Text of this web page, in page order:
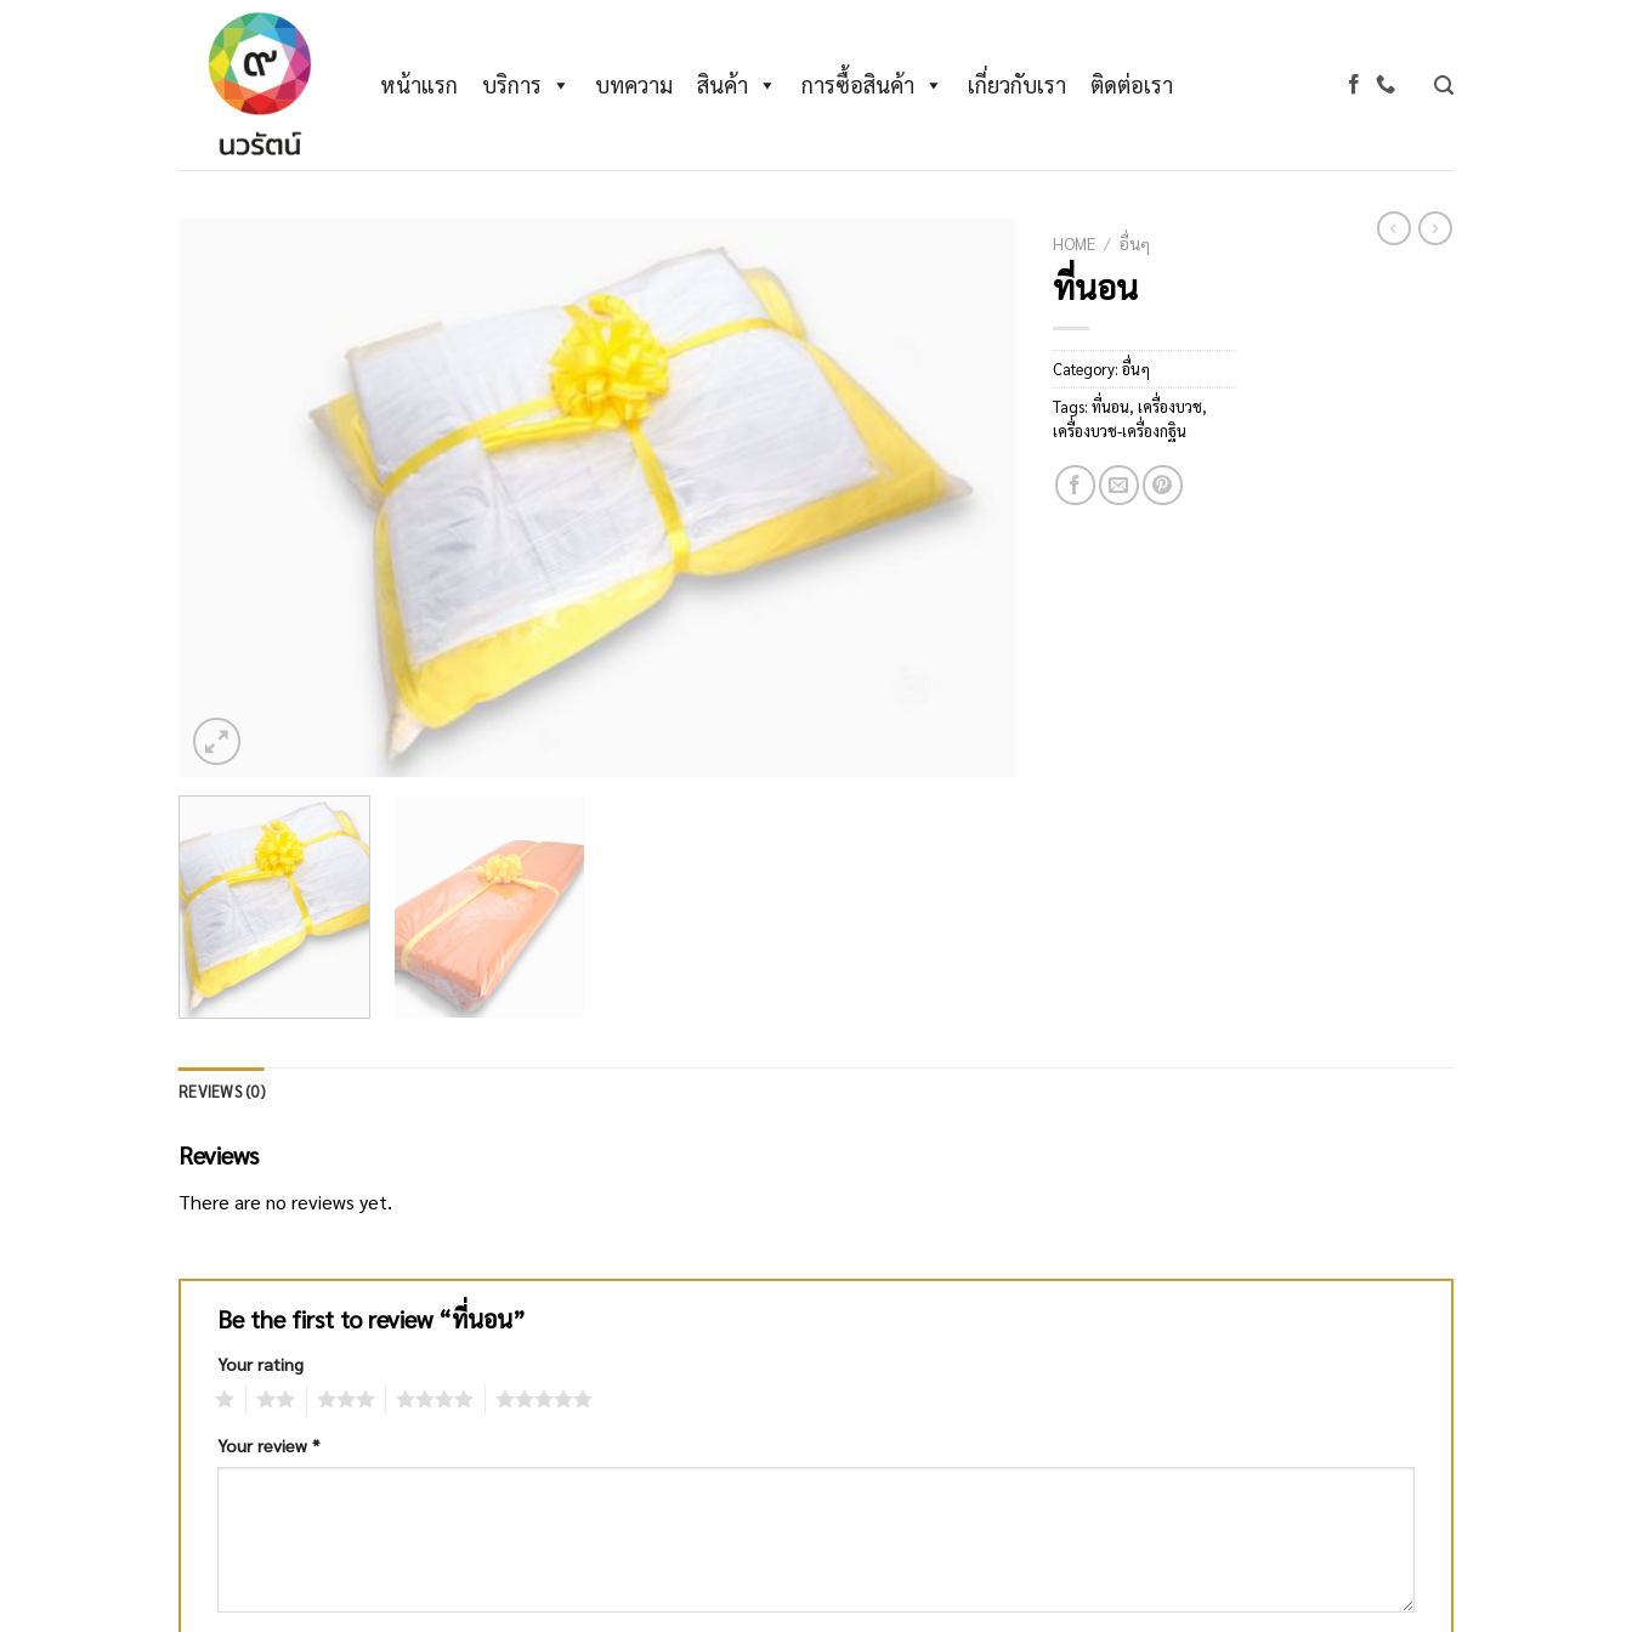
หน้าแรก บริการ บทความ สินค้า การซื้อสินค้า เกี่ยวกับเรา ติดต่อเรา
HOME / อื่นๆ
ที่นอน
Category: อื่นๆ
Tags: ที่นอน, เครื่องบวช,
เครื่องบวช-เครื่องกฐิน
REVIEWS (0)
Reviews
There are no reviews yet.
Be the first to review “ที่นอน”
Your rating
Your review *